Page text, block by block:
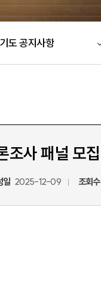
도 공지사항
조사 패널 모집
일 2025-12-09 조회수